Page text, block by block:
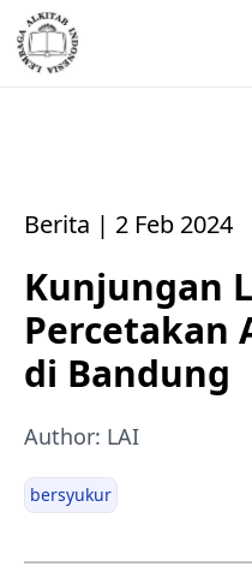
Berita | 2 Feb 2024
Kunjungan
Percetakan
di Bandung
Author: LAI
bersyukur